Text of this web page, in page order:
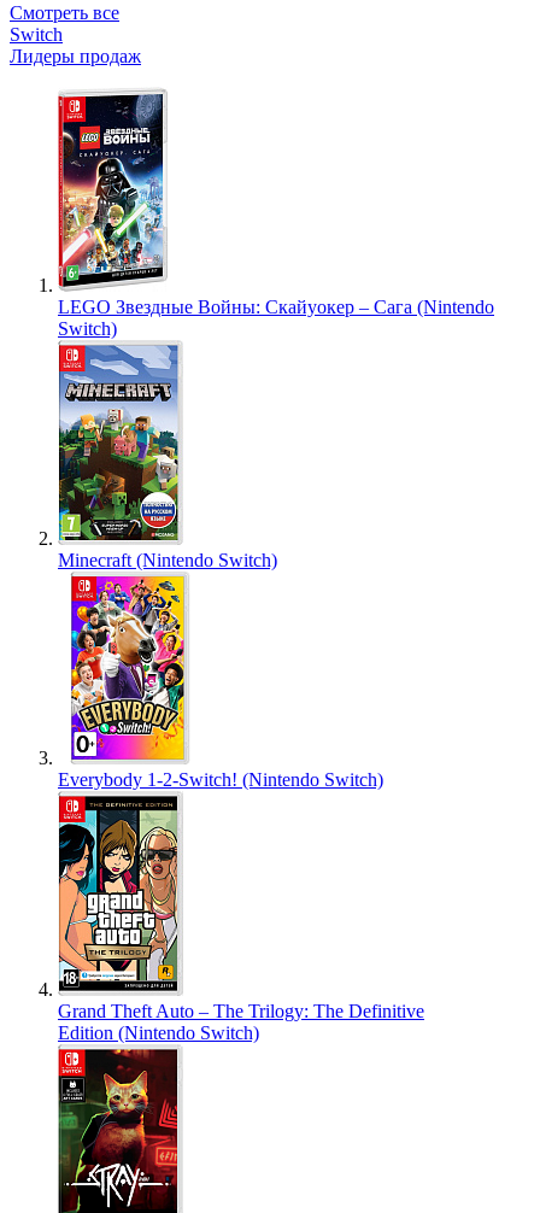
Смотреть все
Switch
Лидеры продаж
LEGO Звездные Войны: Скайуокер – Сага (Nintendo
Switch)
Minecraft (Nintendo Switch)
Everybody 1-2-Switch! (Nintendo Switch)
Grand Theft Auto – The Trilogy: The Definitive
Edition (Nintendo Switch)